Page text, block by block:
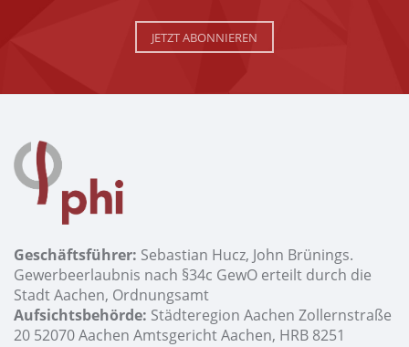
JETZT ABONNIEREN
Geschäftsführer: Sebastian Hucz, John Brünings.
Gewerbeerlaubnis nach §34c GewO erteilt durch die
Stadt Aachen, Ordnungsamt
Aufsichtsbehörde: Städteregion Aachen Zollernstraße
20 52070 Aachen Amtsgericht Aachen, HRB 8251